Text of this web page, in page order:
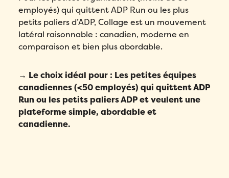
employés) qui quittent ADP Run ou les plus
petits paliers d’ADP, Collage est un mouvement
latéral raisonnable : canadien, moderne en
comparaison et bien plus abordable.
→ Le choix idéal pour : Les petites équipes
canadiennes (<50 employés) qui quittent ADP
Run ou les petits paliers ADP et veulent une
plateforme simple, abordable et
canadienne.
confidentialitéde Folks.
Envoyer